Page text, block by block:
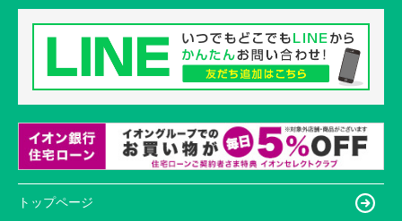
トップページ